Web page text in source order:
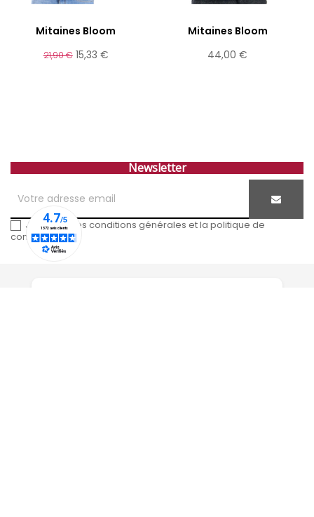
Mitaines Bloom
Prix
21,90 € Prix
15,33 €
Mitaines Bloom
Prix
44,00 €
Newsletter
J'accepte les conditions générales et la politique de
confidentialité